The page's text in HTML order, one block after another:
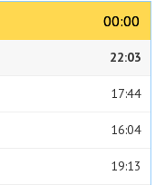
00:00
00:00
22:03
17:44
16:04
19:13